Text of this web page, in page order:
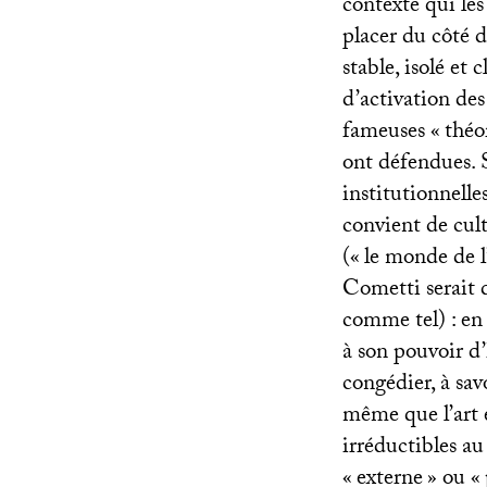
placer du côté
stable, isolé et
d’activation
fameuses «
ont défendues.
convient de
(«le monde de
Cometti serait
comme tel) :
à son pouvoir
congédier, à
même que
irréductibles